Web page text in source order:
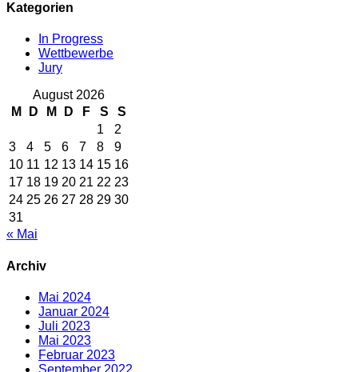
Kategorien
In Progress
Wettbewerbe
Jury
August 2026
M
D M D F S
S
1
2
3
4 5 6 7 8
9
10 11 12 13 14 15 16
17 18 19 20 21 22 23
24 25 26 27 28 29 30
31
« Mai
Archiv
Mai 2024
Januar 2024
Juli 2023
Mai 2023
Februar 2023
September 2022